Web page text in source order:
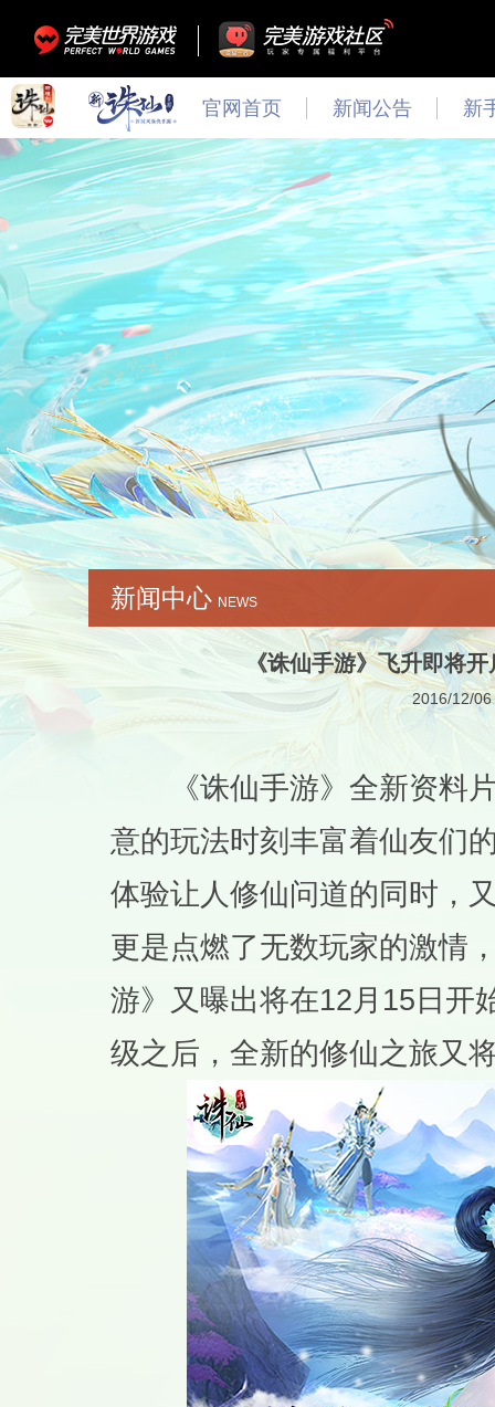
官网首页 新闻公告
最新
新闻
公告
活动
新
新闻中心 NEWS
《诛仙手游》飞升即将
2016/12/06
《诛仙手游》全新资料片
意的玩法时刻丰富着仙友们
体验让人修仙问道的同时，
更是点燃了无数玩家的激情
游》又曝出将在12月15日开
级之后，全新的修仙之旅又